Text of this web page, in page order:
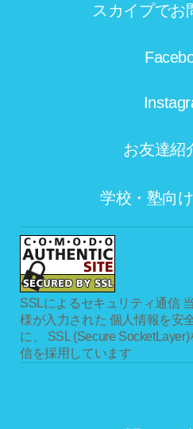
スカイプでお
お友達紹
学校・塾向
SSLによるセキュリティ通信
様が入力された 個人情報を安
に、 SSL (Secure
信を採用しています